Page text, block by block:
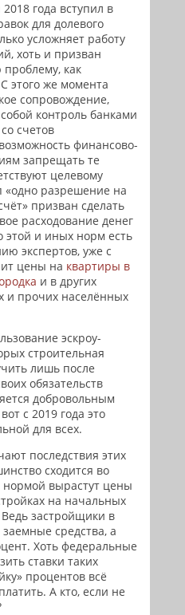
года вступил в
для долевого
усложняет работу
хоть и призван
проблему, как
этого же момента
сопровождение,
контроль банками
счетов
финансово-
запрещать те
целевому
разрешение на
призван сделать
расходование денег
и иных норм есть
экспертов, уже с
цены на квартиры в
и в других
и прочих населённых
эскроу-
строительная
лишь после
обязательств
добровольным
с 2019 года это
для всех.
последствия этих
сходится во
вырастут цены
на начальных
Ведь застройщики в
заемные средства, а
Хоть федеральные
ставки таких
процентов всё
А кто, если не